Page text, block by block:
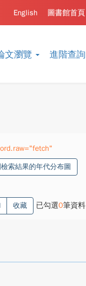
文瀏覽 進階查詢
圖書館首頁
English
索結果的年代分布圖
收藏 已勾選0筆資料